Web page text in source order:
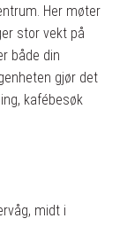
Her møter
stor vekt på
både din
gjør det
kafébesøk
midt i